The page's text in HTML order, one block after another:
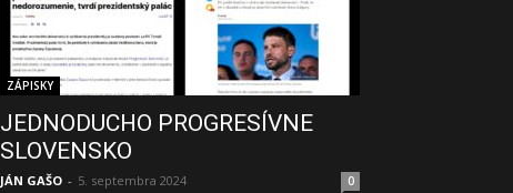
ZÁPISKY
JEDNODUCHO PROGRESÍVNE
SLOVENSKO
JÁN GAŠO - 5. septembra 2024 0